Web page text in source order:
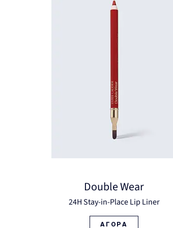
Double Wear
24H Stay-in-Place Lip Liner
ΑΓΟΡΑ